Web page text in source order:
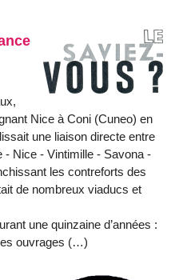
Nice à Coni (Cuneo) en
une liaison directe entre
- Nice - Vintimille - Savona -
les contreforts des
de nombreux viaducs et
une quinzaine d’années :
ouvrages (…)